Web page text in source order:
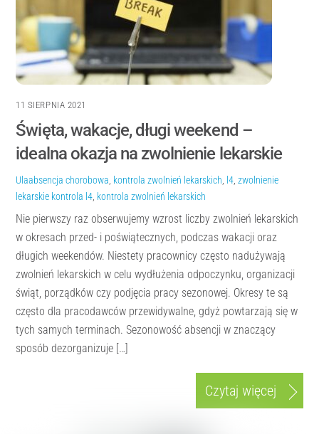
11 SIERPNIA 2021
Święta, wakacje, długi weekend –
idealna okazja na zwolnienie lekarskie
Ulaabsencja chorobowa, kontrola zwolnień lekarskich, l4,zwolnienie
lekarskie kontrola l4, kontrola zwolnień lekarskich
Nie pierwszy raz obserwujemy wzrost liczby zwolnień lekarskich
w okresach przed- i poświątecznych, podczas wakacji oraz
długich weekendów. Niestety pracownicy często nadużywają
zwolnień lekarskich w celu wydłużenia odpoczynku, organizacji
świąt, porządków czy podjęcia pracy sezonowej. Okresy te są
często dla pracodawców przewidywalne, gdyż powtarzają się w
tych samych terminach. Sezonowość absencji w znaczący
sposób dezorganizuje […]
Czytaj więcej